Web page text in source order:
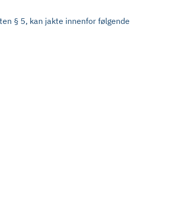
§ 5, kan jakte innenfor følgende